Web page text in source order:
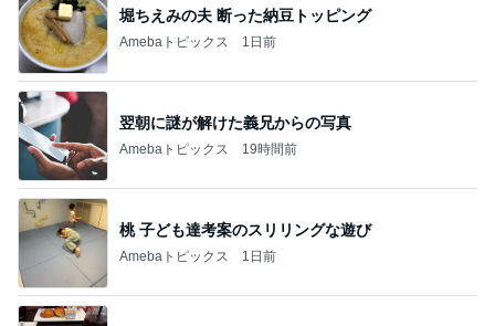
堀ちえみの夫 断った納豆トッピング
Amebaトピックス 1日前
翌朝に謎が解けた義兄からの写真
Amebaトピックス 19時間前
桃 子ども達考案のスリリングな遊び
Amebaトピックス 1日前